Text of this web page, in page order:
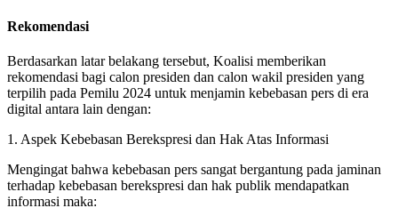
Rekomendasi
Berdasarkan latar belakang tersebut, Koalisi memberikan
rekomendasi bagi calon presiden dan calon wakil presiden yang
terpilih pada Pemilu 2024 untuk menjamin kebebasan pers di era
digital antara lain dengan:
1. Aspek Kebebasan Berekspresi dan Hak Atas Informasi
Mengingat bahwa kebebasan pers sangat bergantung pada jaminan
terhadap kebebasan berekspresi dan hak publik mendapatkan
informasi maka: